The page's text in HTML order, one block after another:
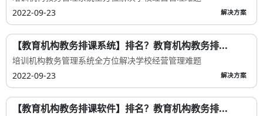
2022-09-23
解决方案
【教育机构教务排课系统】排名？教育机构教务排...
培训机构教务管理系统全方位解决学校经营管理难题
2022-09-23
解决方案
【教育机构教务排课软件】排名？教育机构教务排...